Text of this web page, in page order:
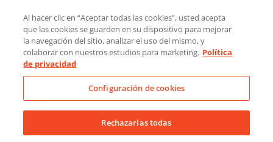
content
LinkedInYouTubeFacebook
Al hacer clic en “Aceptar todas las cookies”, usted acepta
que las cookies se guarden en su dispositivo para mejorar
la navegación del sitio, analizar el uso del mismo, y
colaborar con nuestros estudios para marketing. Política
de privacidad
Configuración de cookies
Rechazarlas todas